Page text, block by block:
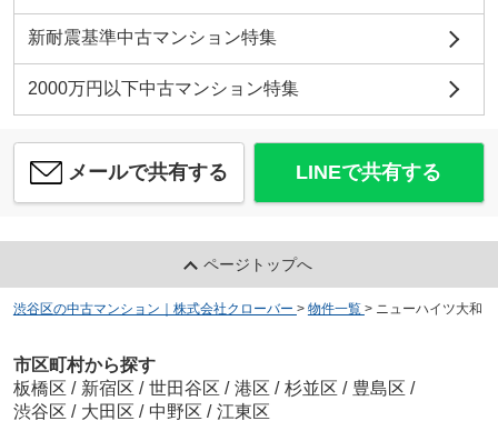
新耐震基準中古マンション特集
2000万円以下中古マンション特集
メールで共有する LINEで共有する
ページトップへ
渋谷区の中古マンション｜株式会社クローバー > 物件一覧 > ニューハイツ大和
市区町村から探す
板橋区 / 新宿区 / 世田谷区 / 港区 / 杉並区 / 豊島区 /
渋谷区 / 大田区 / 中野区 / 江東区